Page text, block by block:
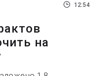
12:54
на